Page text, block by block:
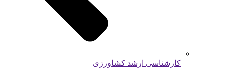
کارشناسی ارشد کشاورزی